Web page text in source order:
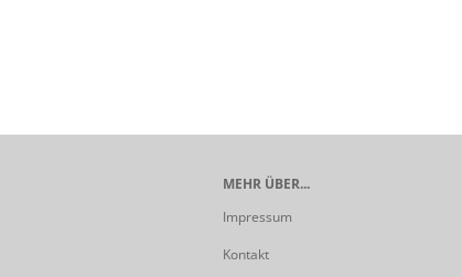
MEHR ÜBER...
Impressum
Kontakt